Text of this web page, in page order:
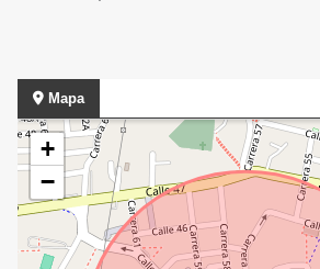
Mapa
+
−